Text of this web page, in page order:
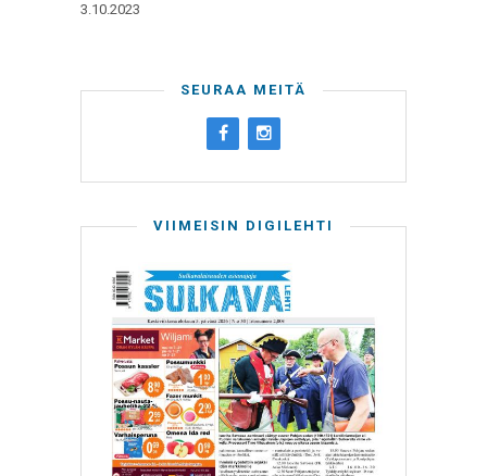
3.10.2023
SEURAA MEITÄ
VIIMEISIN DIGILEHTI